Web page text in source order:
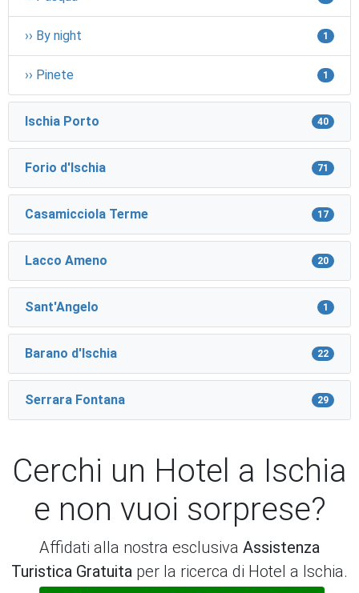
›› By night 1
›› Pinete 1
Ischia Porto 40
Forio d'Ischia 71
Casamicciola Terme 17
Lacco Ameno 20
Sant'Angelo 1
Barano d'Ischia 22
Serrara Fontana 29
Cerchi un Hotel a Ischia
e non vuoi sorprese?
Affidati alla nostra esclusiva Assistenza
Turistica Gratuita per la ricerca di Hotel a Ischia.